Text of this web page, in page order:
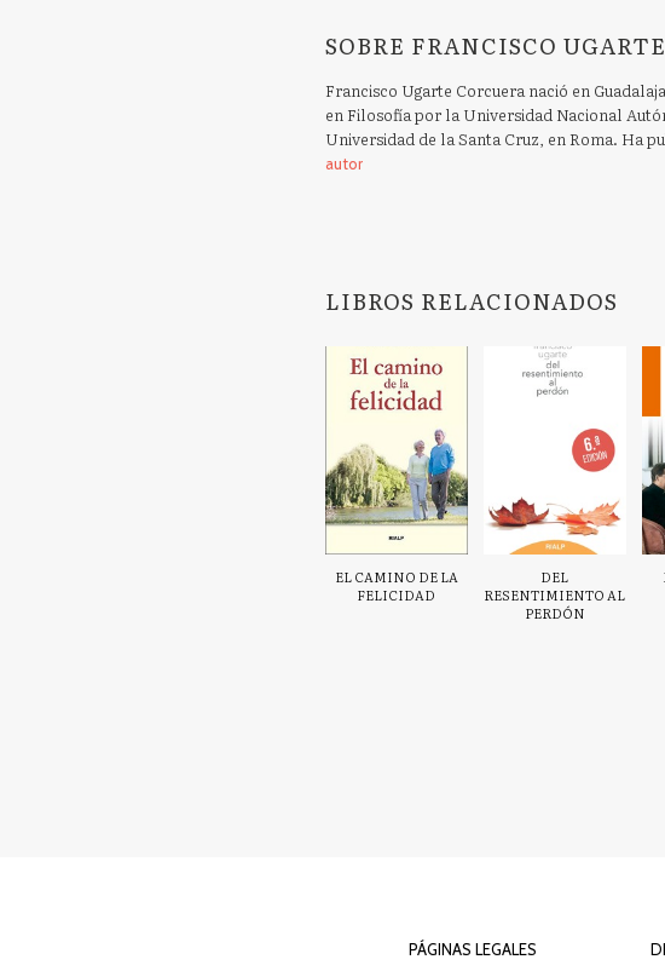
SOBRE FRANCISCO
Francisco Ugarte Corcuera nació en
en Filosofía por la Universidad Nacional
Universidad de la Santa Cruz, en Roma. Ha
autor
LIBROS RELACIONADOS
EL CAMINO DE LA
FELICIDAD
DEL
RESENTIMIENTO AL
PERDÓN
PÁGINAS LEGALES